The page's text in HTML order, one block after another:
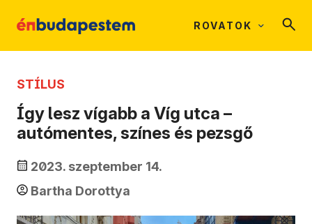
ROVATOK
STÍLUS
Így lesz vígabb a Víg utca –
autómentes, színes és pezsgő
2023. szeptember 14.
Bartha Dorottya